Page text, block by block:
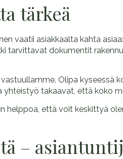
tärkeä
vaatii asiakkaalta kahta
tarvittavat dokumentit
Olipa kyseessä
yhteistyö takaavat, että koko
helppoa, että voit keskittyä
–